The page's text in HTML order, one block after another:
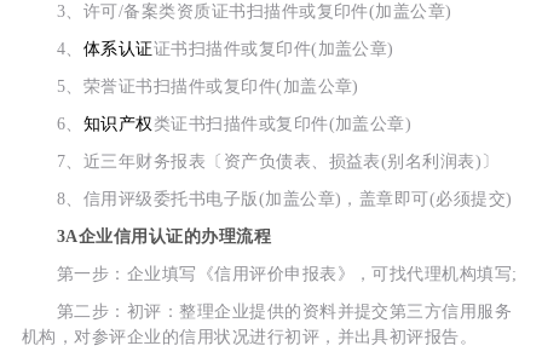
3、许可/备案类资质证书扫描件或复印件(加盖公章)
4、 体系认证证书扫描件或复印件(加盖公章)
5、荣誉证书扫描件或复印件(加盖公章)
6、 知识产权 类证书扫描件或复印件(加盖公章)
7、近三年财务报表〔资产负债表、损益表(别名利润表)〕
8、信用评级委托书电子版(加盖公章)，盖章即可(必须提交)
3A企业信用认证的办理流程
第一步：企业填写《信用评价申报表》，可找代理机构填写;
第二步：初评：整理企业提供的资料并提交第三方信用服务
机构，对参评企业的信用状况进行初评，并出具初评报告。